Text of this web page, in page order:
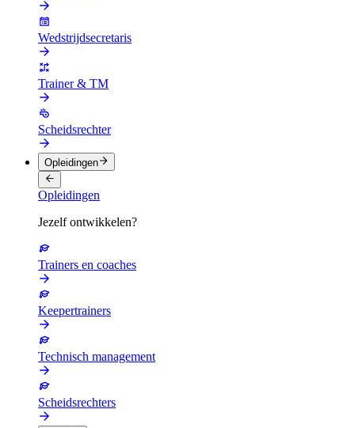
Wedstrijdsecretaris
Trainer & TM
Scheidsrechter
Opleidingen
Opleidingen
Jezelf ontwikkelen?
Trainers en coaches
Keepertrainers
Technisch management
Scheidsrechters